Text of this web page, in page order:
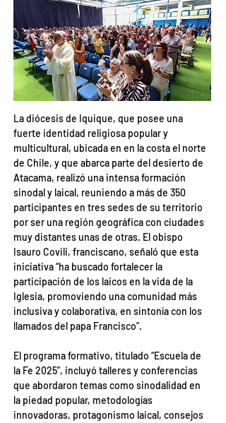
La diócesis de Iquique, que posee una
fuerte identidad religiosa popular y
multicultural, ubicada en en la costa el norte
de Chile, y que abarca parte del desierto de
Atacama, realizó una intensa formación
sinodal y laical, reuniendo a más de 350
participantes en tres sedes de su territorio
por ser una región geográfica con ciudades
muy distantes unas de otras. El obispo
Isauro Covili, franciscano, señaló que esta
iniciativa “ha buscado fortalecer la
participación de los laicos en la vida de la
Iglesia, promoviendo una comunidad más
inclusiva y colaborativa, en sintonía con los
llamados del papa Francisco”.
El programa formativo, titulado “Escuela de
la Fe 2025”, incluyó talleres y conferencias
que abordaron temas como sinodalidad en
la piedad popular, metodologías
innovadoras, protagonismo laical, consejos